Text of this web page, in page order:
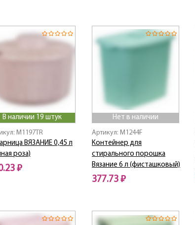
В наличии 19 штук
M1197TR
ВЯЗАНИЕ 0,45 л
роза)
₽
Нет в наличии
Артикул: M1244F
Контейнер для
стирального порошка
Вязание 6 л (фисташковый)
377.73 ₽